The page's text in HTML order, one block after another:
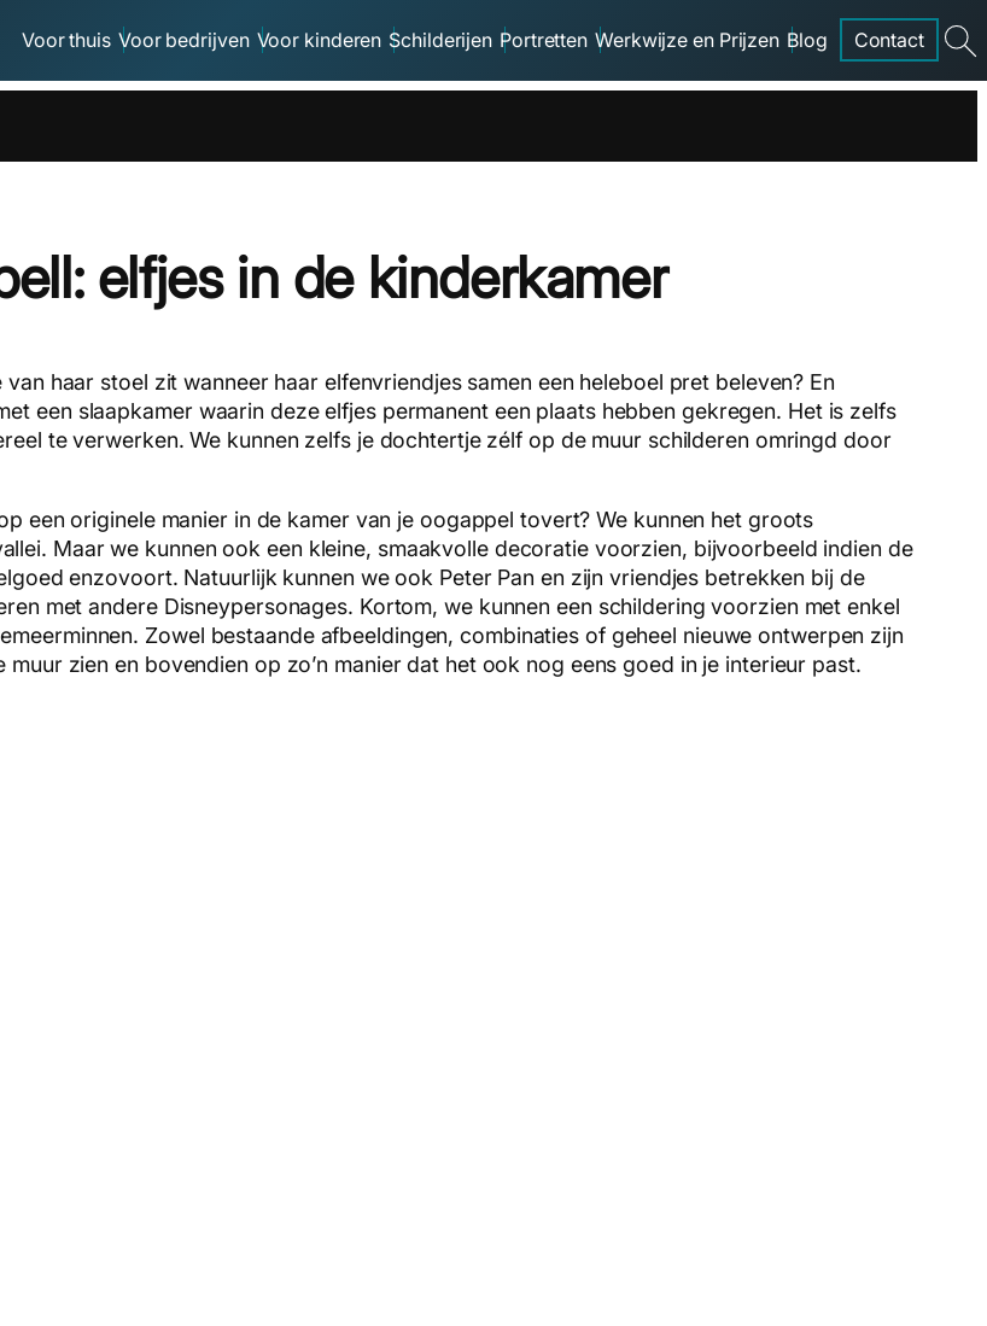
Voor thuis Voor bedrijven Voor kinderen Schilderijen Portretten Werkwijze en Prijzen Blog Contact
elfjes in de kinderkamer
haar stoel zit wanneer haar elfenvriendjes samen een heleboel pret beleven? En
een slaapkamer waarin deze elfjes permanent een plaats hebben gekregen. Het is zelfs
te verwerken. We kunnen zelfs je dochtertje zélf op de muur schilderen omringd door
een originele manier in de kamer van je oogappel tovert? We kunnen het groots
Maar we kunnen ook een kleine, smaakvolle decoratie voorzien, bijvoorbeeld indien de
enzovoort. Natuurlijk kunnen we ook Peter Pan en zijn vriendjes betrekken bij de
met andere Disneypersonages. Kortom, we kunnen een schildering voorzien met enkel
Zowel bestaande afbeeldingen, combinaties of geheel nieuwe ontwerpen zijn
zien en bovendien op zo’n manier dat het ook nog eens goed in je interieur past.